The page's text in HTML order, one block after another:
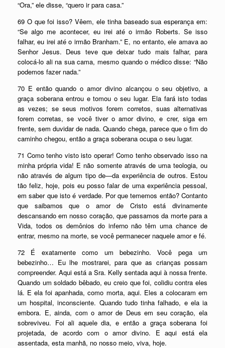
“Ora,” ele disse, “quero ir para casa.”
69 O que foi isso? Vêem, ele tinha baseado sua esperança em:
“Se algo me acontecer, eu irei até o irmão Roberts. Se isso
falhar, eu irei até o irmão Branham.” E, no entanto, ele amava ao
Senhor Jesus. Deus teve que deixar tudo mais falhar, para
colocá-lo ali na sua cama, mesmo quando o médico disse: “Não
podemos fazer nada.”
70 E então quando o amor divino alcançou o seu objetivo, a
graça soberana entrou e tomou o seu lugar. Ela fará isto todas
as vezes; se seus motivos forem corretos, suas alternativas
forem corretas, se você tiver o amor divino, e crer, siga em
frente, sem duvidar de nada. Quando chega, parece que o fim do
caminho chegou, então a graça soberana ocupa o seu lugar.
71 Como tenho visto isto operar! Como tenho observado isso na
minha própria vida! E não somente através de uma teologia, ou
não através de algum tipo de—da experiência de outros. Estou
tão feliz, hoje, pois eu posso falar de uma experiência pessoal,
em saber que isto é verdade. Por que tememos então? Contanto
que saibamos que o amor de Cristo está divinamente
descansando em nosso coração, que passamos da morte para a
Vida, todos os demônios do inferno não têm uma chance de
entrar, mesmo na morte, se você permanecer naquele amor e fé.
72 É exatamente como um bebezinho. Você pega um
bebezinho… Eu lhe mostrarei, para que as crianças possam
compreender. Aqui está a Sra. Kelly sentada aqui à nossa frente.
Quando um soldado bêbado, eu creio que foi, colidiu contra eles
lá. E ela foi apanhada, como morta, aqui. Eles a colocaram em
um hospital, inconsciente. Quando tudo tinha falhado, e ela ia
embora. E, ainda, com o amor de Deus em seu coração, ela
sobreviveu. Foi ali aquele dia, e então a graça soberana foi
projetada, de acordo com o amor divino. E aqui está ela
assentada, esta manhã, no nosso meio, viva, hoje.